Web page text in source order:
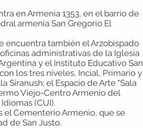
en Armenia 1353, en el barrio de
armenia San Gregorio El
encuentra también el Arzobispado
administrativas de la Iglesia
y el Instituto Educativo San
los tres niveles, Incial, Primario y
Siranush; el Espacio de Arte "Sala
Viejo-Centro Armenio del
(CUI).
el Cementerio Armenio, que se
de San Justo.